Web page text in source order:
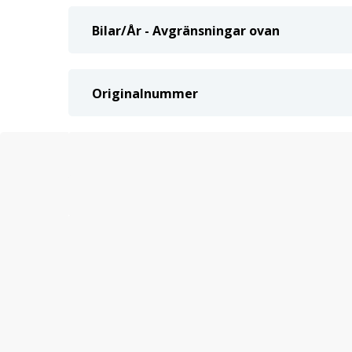
Bilar/År - Avgränsningar ovan
Originalnummer